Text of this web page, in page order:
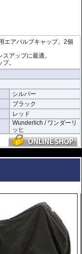
エアバルブキャップ。2個
アップに最適。
。
シルバー
ブラック
レッド
Wunderlich / ワンダーリ
ッヒ